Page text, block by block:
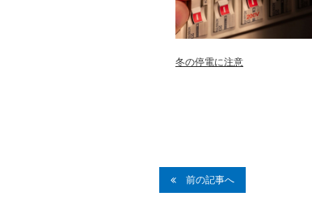
冬の停電に注意
前の記事へ